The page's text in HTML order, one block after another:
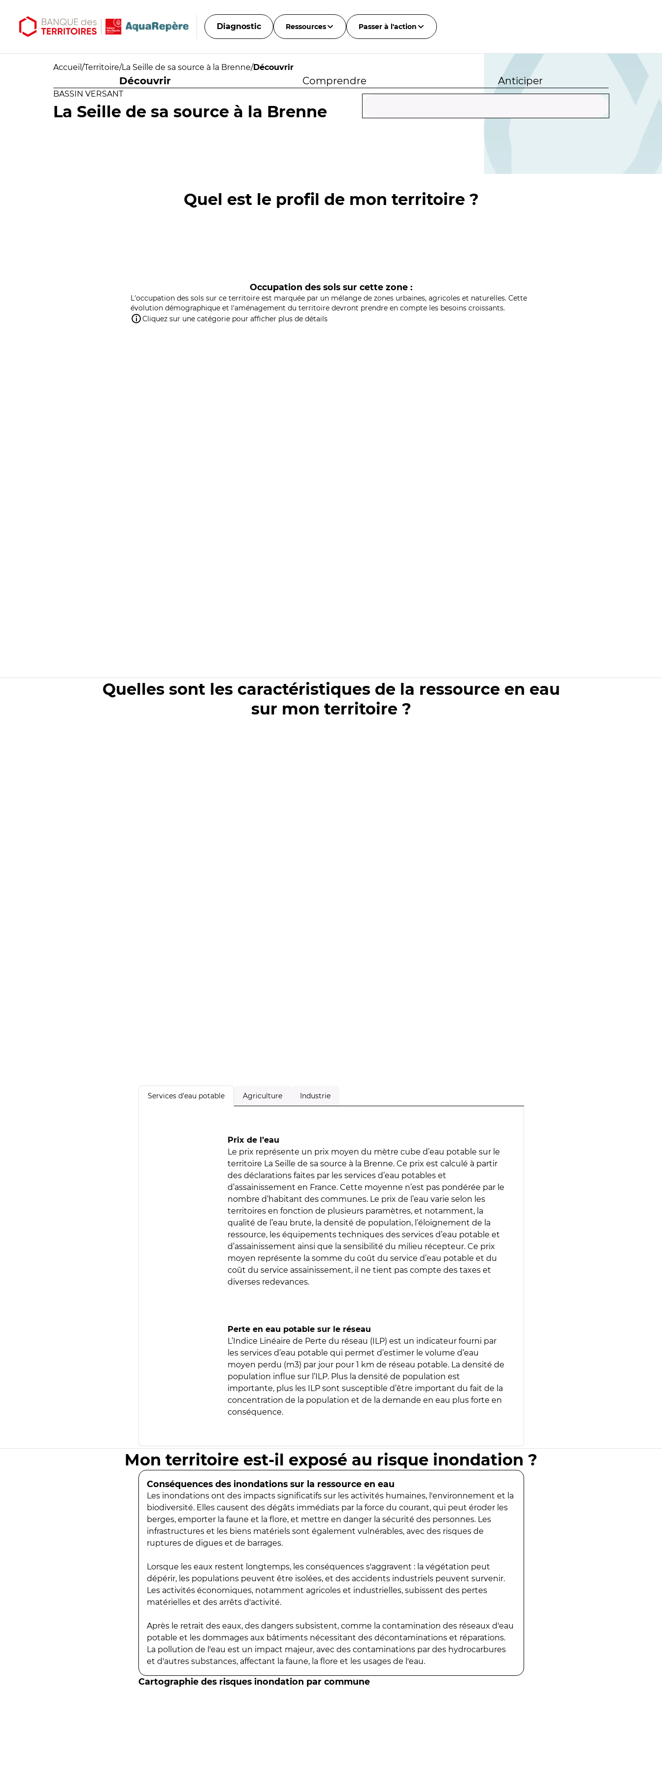
Diagnostic Ressources Passer à l'action
Accueil /Territoire/La Seille de sa source à la Brenne/Découvrir
Découvrir Comprendre Anticiper
BASSIN VERSANT
La Seille de sa source à la Brenne
Quel est le profil de mon territoire ?
Occupation des sols sur cette zone :
L'occupation des sols sur ce territoire est marquée par un mélange de zones urbaines, agricoles et naturelles. Cette
évolution démographique et l'aménagement du territoire devront prendre en compte les besoins croissants.
Cliquez sur une catégorie pour afficher plus de détails
Quelles sont les caractéristiques de la ressource en eau
sur mon territoire ?
Services d'eau potable Agriculture Industrie
Prix de l’eau
Le prix représente un prix moyen du mètre cube d’eau potable sur le
territoire La Seille de sa source à la Brenne. Ce prix est calculé à partir
des déclarations faites par les services d’eau potables et
d’assainissement en France. Cette moyenne n’est pas pondérée par le
nombre d’habitant des communes. Le prix de l’eau varie selon les
territoires en fonction de plusieurs paramètres, et notamment, la
qualité de l’eau brute, la densité de population, l’éloignement de la
ressource, les équipements techniques des services d’eau potable et
d’assainissement ainsi que la sensibilité du milieu récepteur. Ce prix
moyen représente la somme du coût du service d’eau potable et du
coût du service assainissement, il ne tient pas compte des taxes et
diverses redevances.
Perte en eau potable sur le réseau
L’Indice Linéaire de Perte du réseau (ILP) est un indicateur fourni par
les services d’eau potable qui permet d’estimer le volume d’eau
moyen perdu (m3) par jour pour 1 km de réseau potable. La densité de
population influe sur l’ILP. Plus la densité de population est
importante, plus les ILP sont susceptible d’être important du fait de la
concentration de la population et de la demande en eau plus forte en
conséquence.
Mon territoire est-il exposé au risque inondation ?
Conséquences des inondations sur la ressource en eau
Les inondations ont des impacts significatifs sur les activités humaines, l'environnement et la
biodiversité. Elles causent des dégâts immédiats par la force du courant, qui peut éroder les
berges, emporter la faune et la flore, et mettre en danger la sécurité des personnes. Les
infrastructures et les biens matériels sont également vulnérables, avec des risques de
ruptures de digues et de barrages.
Lorsque les eaux restent longtemps, les conséquences s'aggravent : la végétation peut
dépérir, les populations peuvent être isolées, et des accidents industriels peuvent survenir.
Les activités économiques, notamment agricoles et industrielles, subissent des pertes
matérielles et des arrêts d'activité.
Après le retrait des eaux, des dangers subsistent, comme la contamination des réseaux d'eau
potable et les dommages aux bâtiments nécessitant des décontaminations et réparations.
La pollution de l'eau est un impact majeur, avec des contaminations par des hydrocarbures
et d'autres substances, affectant la faune, la flore et les usages de l'eau.
Cartographie des risques inondation par commune